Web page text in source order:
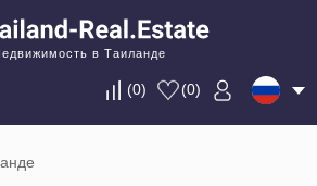
в Таиланде
(0) (0)